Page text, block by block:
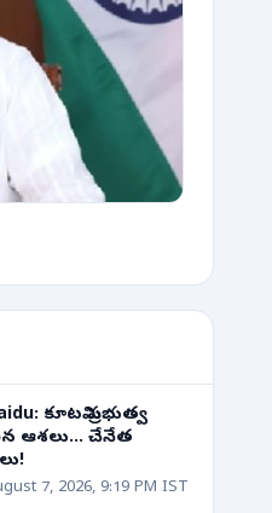
కూటమి ప్రభుత్వ
ఆశలు... చేనేత
7, 2026, 9:19 PM IST